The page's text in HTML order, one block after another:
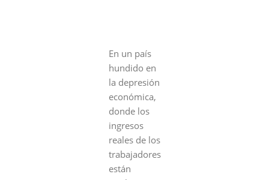
En un país
hundido en
la depresión
económica,
donde los
ingresos
reales de los
trabajadores
están